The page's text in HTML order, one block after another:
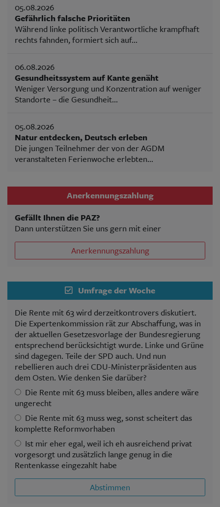
05.08.2026
Gefährlich falsche Prioritäten
Während linke politisch Verantwortliche krampfhaft
rechts fahnden, formiert sich auf...
06.08.2026
Gesundheitssystem auf Kante genäht
Weniger Versorgung und Konzentration auf weniger
Standorte – die Gesundheit...
05.08.2026
Natur entdecken, Deutsch erleben
Die jungen Teilnehmer der von der AGDM
veranstalteten Ferienwoche erlebten...
Anerkennungszahlung
Gefällt Ihnen die PAZ?
Dann unterstützen Sie uns gern mit einer
Anerkennungszahlung
Umfrage der Woche
Die Rente mit 63 wird derzeitkontrovers diskutiert.
Die Expertenkommission rät zur Abschaffung, was in
der aktuellen Gesetzesvorlage der Bundesregierung
entsprechend berücksichtigt wurde. Linke und Grüne
sind dagegen. Teile der SPD auch. Und nun
rebellieren auch drei CDU-Ministerpräsidenten aus
dem Osten. Wie denken Sie darüber?
Die Rente mit 63 muss bleiben, alles andere wäre
ungerecht
Die Rente mit 63 muss weg, sonst scheitert das
komplette Reformvorhaben
Ist mir eher egal, weil ich eh ausreichend privat
vorgesorgt und zusätzlich lange genug in die
Rentenkasse eingezahlt habe
Abstimmen